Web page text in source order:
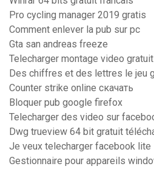
Pro cycling manager 2019 gratis
Comment enlever la pub sur pc
Gta san andreas freeze
Telecharger montage video
Des chiffres et des lettres le jeu
Counter strike online скачать
Bloquer pub google firefox
Telecharger des video sur
Dwg trueview 64 bit gratuit
Je veux telecharger facebook lite
Gestionnaire pour appareils